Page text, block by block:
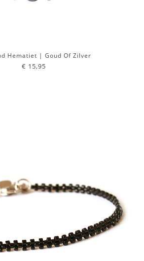
Hematiet | Goud Of Zilver
€ 15,95